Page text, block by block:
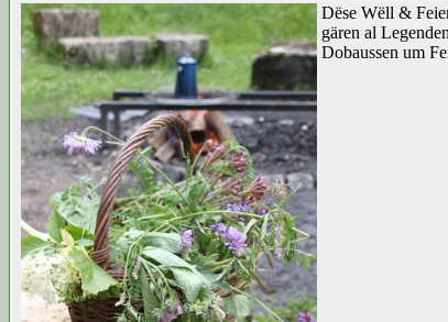
Dëse Wëll &
gären al
Dobaussen um